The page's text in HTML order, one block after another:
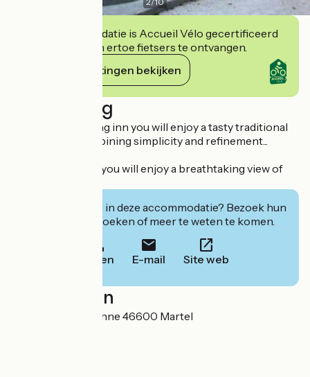
Deze accommodatie is Accueil Vélo gecertificeerd
en verbindt zich ertoe fietsers te ontvangen.
Haar verplichtingen bekijken
Beschrijving
In this old coaching inn you will enjoy a tasty traditional
local cuisine combining simplicity and refinement...
From the terrace you will enjoy a breathtaking view of
Geïnteresseerd in deze accommodatie? Bezoek hun
website om te boeken of meer te weten te komen.
Bellen E-mail Site web
Localisation
108 route de Turenne 46600 Martel